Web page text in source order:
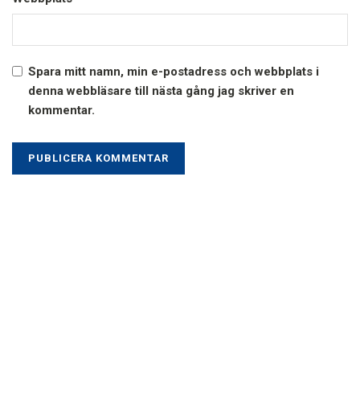
Spara mitt namn, min e-postadress och webbplats i
denna webbläsare till nästa gång jag skriver en
kommentar.